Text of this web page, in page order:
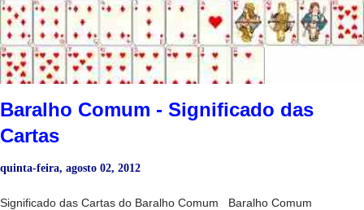
Baralho Comum - Significado das
Cartas
quinta-feira, agosto 02, 2012
Significado das Cartas do Baralho Comum Baralho Comum